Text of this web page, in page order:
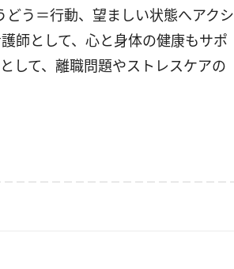
どう＝行動、望ましい状態へアクシ
師として、心と身体の健康もサポ
して、離職問題やストレスケアの